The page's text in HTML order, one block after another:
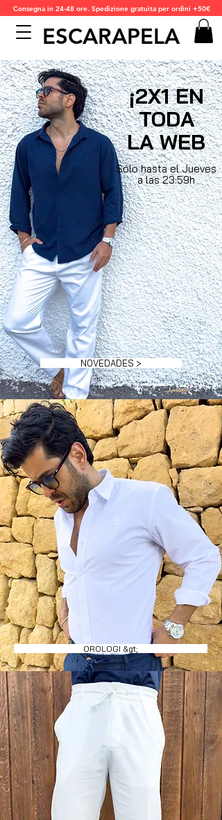
Consegna in 24-48 ore. Spedizione gratuita per ordini +50€
ESCARAPELA
NOVEDADES >
¡2X1 EN
TODA
LA WEB
Sólo hasta el Jueves
a las 23:59h
OROLOGI &gt;